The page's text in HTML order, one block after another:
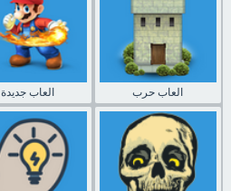
العاب جديدة العاب حرب